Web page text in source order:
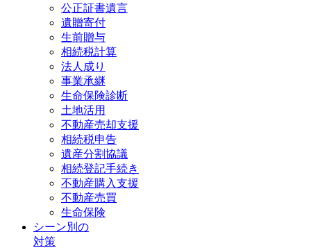
公正証書遺言
遺贈寄付
生前贈与
相続税計算
法人成り
事業承継
生命保険診断
土地活用
不動産売却支援
相続税申告
遺産分割協議
相続登記手続き
不動産購入支援
不動産売買
生命保険
シーン別の
対策